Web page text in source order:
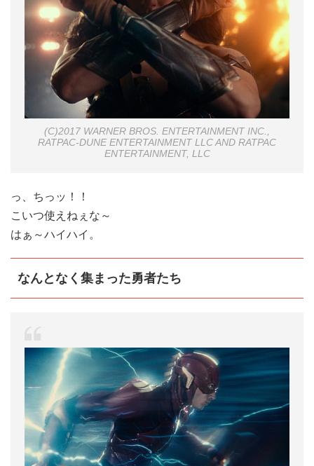
(C)2017 WARNER BROS. ENTERTAINMENT INC.,
RATPAC-DUNE ENTERTAINMENT LLC AND RATPAC
ENTERTAINMENT, LLC
っ、ちっッ！！
こいつ使えねぇな～
はぁ～ハイハイ。
なんとなく集まった勇者たち